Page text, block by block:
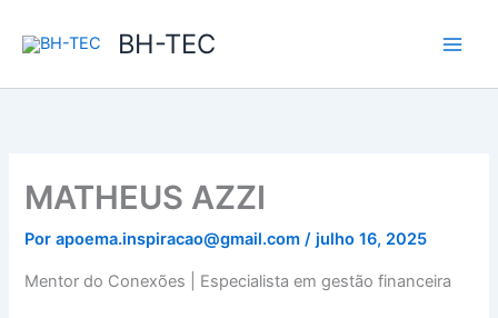
para
conteúdo
BH-TEC
MATHEUS AZZI
Porapoema.inspiracao@gmail.com/ julho 16, 2025
Mentor do Conexões | Especialista em gestão financeira